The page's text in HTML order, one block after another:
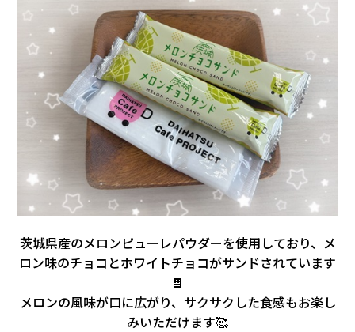
リコ
お問
茨城県産のメロンピューレパウダーを使用しており、メ
ロン味のチョコとホワイトチョコがサンドされています
🍫
メロンの風味が口に広がり、サクサクした食感もお楽し
みいただけます🥰